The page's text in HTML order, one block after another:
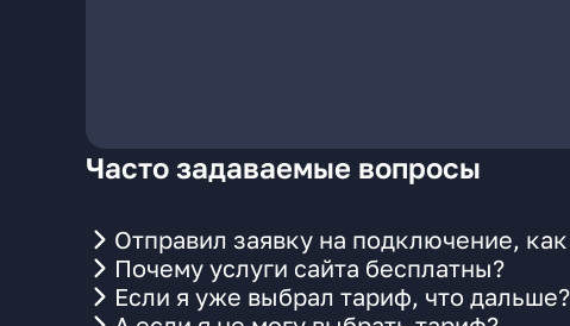
Часто задаваемые вопросы
Отправил заявку на подключение,
Почему услуги сайта бесплатны?
Если я уже выбрал тариф, что дальше?